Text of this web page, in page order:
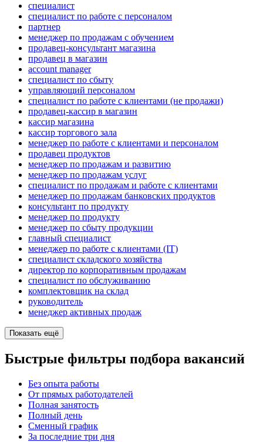
специалист
специалист по работе с персоналом
партнер
менеджер по продажам с обучением
продавец-консультант магазина
продавец в магазин
account manager
специалист по сбыту
управляющий персоналом
специалист по работе с клиентами (не продажи)
продавец-кассир в магазин
кассир магазина
кассир торгового зала
менеджер по работе с клиентами и персоналом
продавец продуктов
менеджер по продажам и развитию
менеджер по продажам услуг
специалист по продажам и работе с клиентами
менеджер по продажам банковских продуктов
консультант по продукту
менеджер по продукту
менеджер по сбыту продукции
главный специалист
менеджер по работе с клиентами (IT)
специалист складского хозяйства
директор по корпоративным продажам
специалист по обслуживанию
комплектовщик на склад
руководитель
менеджер активных продаж
Показать ещё
Быстрые фильтры подбора вакансий
Без опыта работы
От прямых работодателей
Полная занятость
Полный день
Сменный график
За последние три дня